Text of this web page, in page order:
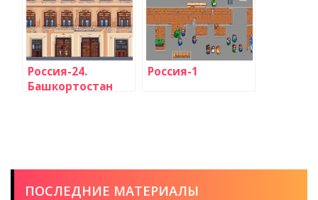
Россия-24.
Башкортостан
Россия-1
ПОСЛЕДНИЕ МАТЕРИАЛЫ